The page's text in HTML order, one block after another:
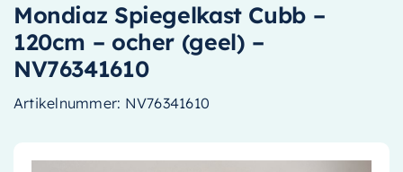
Spiegels
Kranen
Douche
Mondiaz Spiegelkast Cubb –
120cm – ocher (geel) –
NV76341610
Artikelnummer: NV76341610